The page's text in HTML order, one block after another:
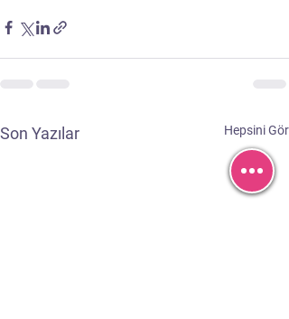
Son Yazılar Hepsini Gör